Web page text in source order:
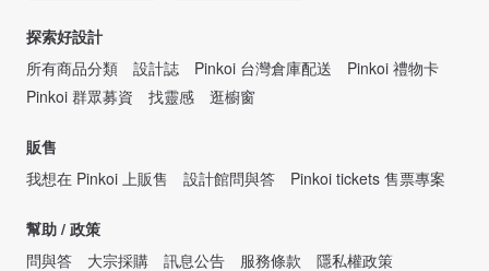
探索好設計
所有商品分類
設計誌 Pinkoi 台灣倉庫配送
Pinkoi 禮物卡
Pinkoi 群眾募資
找靈感 逛櫥窗
販售
我想在 Pinkoi 上販售
設計館問與答 Pinkoi tickets 售票專案
幫助 / 政策
問與答
大宗採購 訊息公告 服務條款
隱私權政策